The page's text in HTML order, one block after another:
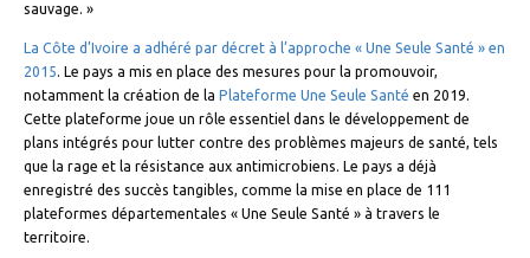
sauvage. »
La Côte d’Ivoire a adhéré par décret à l’approche « Une Seule Santé » en
2015. Le pays a mis en place des mesures pour la promouvoir,
notamment la création de la Plateforme Une Seule Santé en 2019.
Cette plateforme joue un rôle essentiel dans le développement de
plans intégrés pour lutter contre des problèmes majeurs de santé, tels
que la rage et la résistance aux antimicrobiens. Le pays a déjà
enregistré des succès tangibles, comme la mise en place de 111
plateformes départementales « Une Seule Santé » à travers le
territoire.